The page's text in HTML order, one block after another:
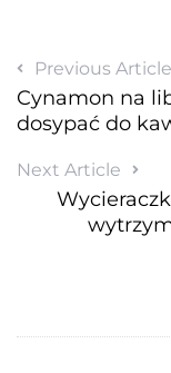
Previous Article
Cynamon na
dosypać do
Next Article